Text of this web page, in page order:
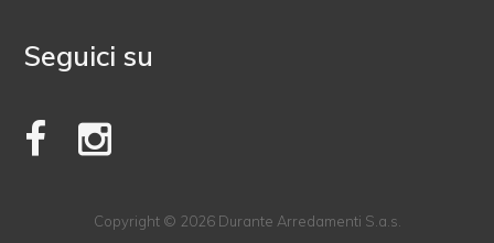
Seguici su
Copyright © 2026 Durante Arredamenti S.a.s.